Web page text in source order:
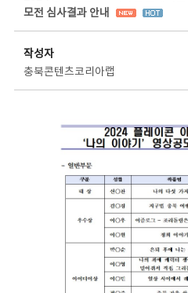
모전 심사결과 안내
작성자
충북콘텐츠코리아랩